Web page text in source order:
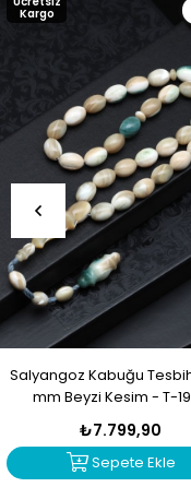
Salyangoz Kabuğu Tesbih
mm Beyzi Kesim - T-
₺7.799,90
Sepete Ekle
Kargo